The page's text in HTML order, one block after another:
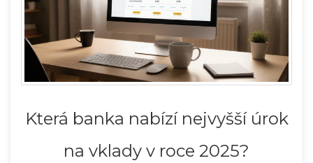
Která banka nabízí nejvyšší úrok
na vklady v roce 2025?